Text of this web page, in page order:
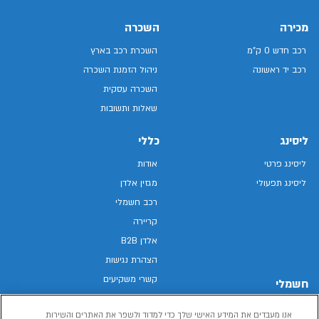
מכירה
רכב חדש 0 ק"מ
רכב יד ראשונה
השכרה
השכרת רכב בארץ
ניהול הזמנת השכרה
השכרה עסקית
שאלות ותשובות
ליסינג
ליסינג פרטי
ליסינג תפעולי
חשמלי
כללי
אודות
מגזין אלדן
רכב חשמלי
קריירה
אלדן B2B
הצהרת נגישות
קשרי משקיעים
מפת האתר
אנו מעבדים את המידע האישי שלך כדי למדוד ולשפר את האתרים והשירות